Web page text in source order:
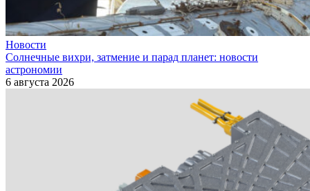
Новости
Солнечные вихри, затмение и парад планет: новости
астрономии
6 августа 2026